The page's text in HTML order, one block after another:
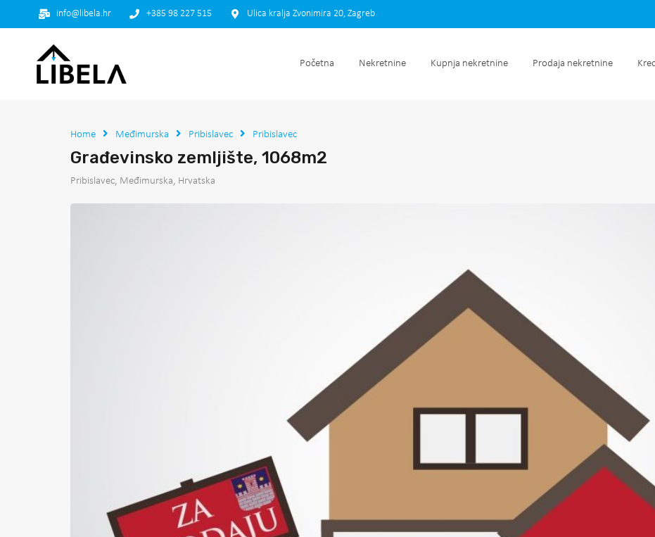
Početna Nekretnine Kupnja nekretnine Prodaja
info@libela.hr +385 98 227 515 Ulica kralja Zvonimira 20, Zagreb
Početna Nekretnine Kupnja nekretnine Prodaja nekretnine
Home Međimurska Pribislavec Pribislavec
Građevinsko zemljište, 1068m2
Pribislavec, Međimurska, Hrvatska